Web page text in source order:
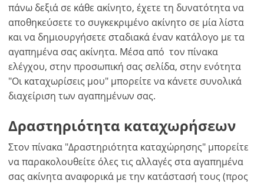
πάνω δεξιά σε κάθε ακίνητο, έχετε τη δυνατότητα να
αποθηκεύσετε το συγκεκριμένο ακίνητο σε μία λίστα
και να δημιουργήσετε σταδιακά έναν κατάλογο με τα
αγαπημένα σας ακίνητα. Μέσα από τον πίνακα
ελέγχου, στην προσωπική σας σελίδα, στην ενότητα
"Οι καταχωρίσεις μου" μπορείτε να κάνετε συνολικά
διαχείριση των αγαπημένων σας.
Δραστηριότητα καταχωρήσεων
Στον πίνακα "Δραστηριότητα καταχώρησης" μπορείτε
να παρακολουθείτε όλες τις αλλαγές στα αγαπημένα
σας ακίνητα αναφορικά με την κατάστασή τους (προς